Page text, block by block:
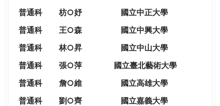
普通科
枋○妤
國立中正大學
普通科
王○森
國立中興大學
普通科
林○昇
國立中山大學
普通科
張○萍
國立臺北藝術大學
普通科
詹○維
國立高雄大學
普通科
劉○齊
國立嘉義大學